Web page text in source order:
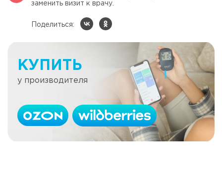
заменить визит к врачу.
Поделиться:
КУПИТЬ
у производителя